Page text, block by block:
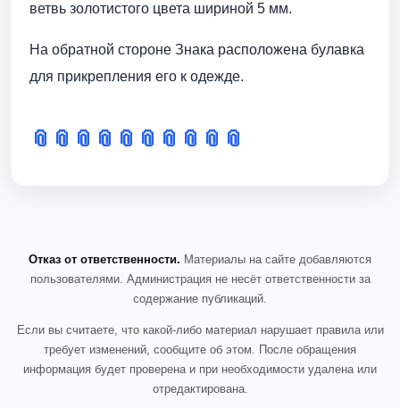
ветвь золотистого цвета шириной 5 мм.
На обратной стороне Знака расположена булавка
для прикрепления его к одежде.
📎 📎 📎 📎 📎 📎 📎 📎 📎 📎
Отказ от ответственности. Материалы на сайте добавляются
пользователями. Администрация не несёт ответственности за
содержание публикаций.
Если вы считаете, что какой-либо материал нарушает правила или
требует изменений, сообщите об этом. После обращения
информация будет проверена и при необходимости удалена или
отредактирована.